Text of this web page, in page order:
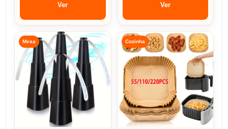
Ver Ver
Mesa Cozinha